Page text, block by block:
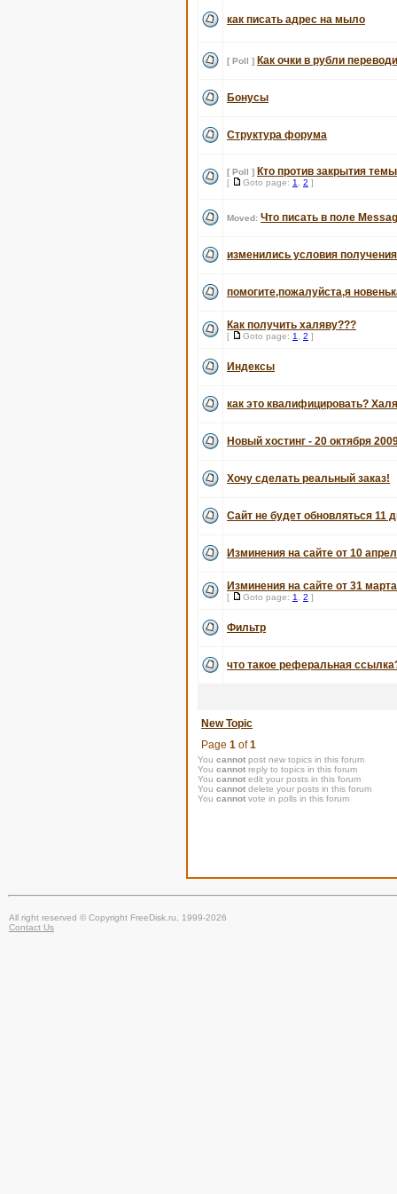
как писать адрес на мыло
[ Poll ] Как очки в рубли
Бонусы
Структура форума
[ Poll ] Кто против закрытия
[ Goto page: 1 2 ]
Moved: Что писать в поле
изменились условия
помогите,пожалуйста,я
Как получить халяву???
[ Goto page: 1 2 ]
Индексы
как это квалифицировать?
Новый хостинг - 20 октября
Хочу сделать реальный заказ!
Сайт не будет обновляться 11
Изминения на сайте от 10
Изминения на сайте от 31
[ Goto page: 1 2 ]
Фильтр
что такое реферальная
New Topic
Page 1 of1
You cannot post new topics in this forum
You cannot reply to topics in this forum
You cannot edit your posts in this forum
You cannot delete your posts in this forum
You cannot vote in polls in this forum
All right reserved © Copyright FreeDisk.ru, 1999-2026
Contact Us